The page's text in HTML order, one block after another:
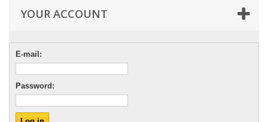
YOUR ACCOUNT
E-mail:
Password: